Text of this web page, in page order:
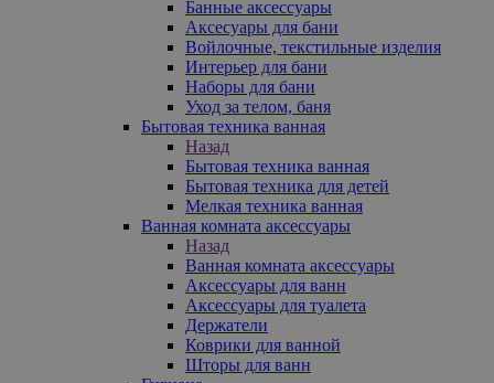
Банные аксессуары
Аксесуары для бани
Войлочные, текстильные изделия
Интерьер для бани
Наборы для бани
Уход за телом, баня
Бытовая техника ванная
Назад
Бытовая техника ванная
Бытовая техника для детей
Мелкая техника ванная
Ванная комната аксессуары
Назад
Ванная комната аксессуары
Аксессуары для ванн
Аксессуары для туалета
Держатели
Коврики для ванной
Шторы для ванн